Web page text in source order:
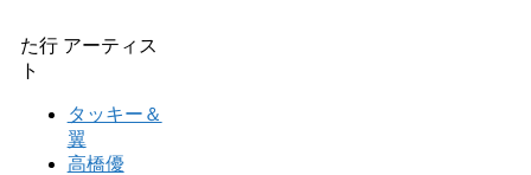
た行 アーティス
ト
タッキー＆
翼
高橋優